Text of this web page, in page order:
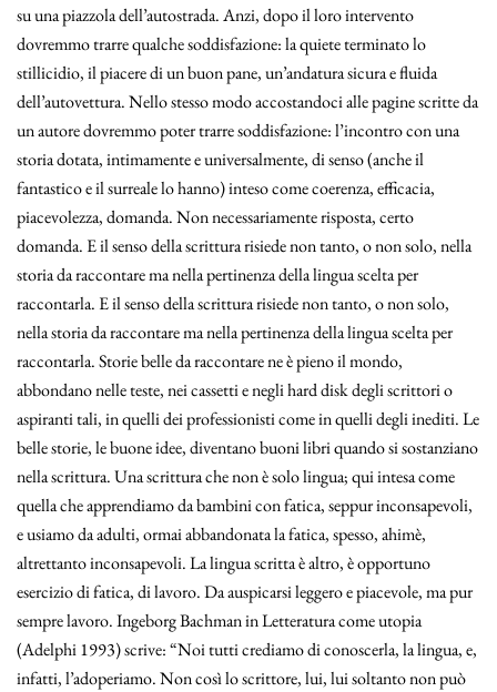
su una piazzola dell’autostrada. Anzi, dopo il loro intervento
dovremmo trarre qualche soddisfazione: la quiete terminato lo
stillicidio, il piacere di un buon pane, un’andatura sicura e fluida
dell’autovettura. Nello stesso modo accostandoci alle pagine scritte da
un autore dovremmo poter trarre soddisfazione: l’incontro con una
storia dotata, intimamente e universalmente, di senso (anche il
fantastico e il surreale lo hanno) inteso come coerenza, efficacia,
piacevolezza, domanda. Non necessariamente risposta, certo
domanda. E il senso della scrittura risiede non tanto, o non solo, nella
storia da raccontare ma nella pertinenza della lingua scelta per
raccontarla. E il senso della scrittura risiede non tanto, o non solo,
nella storia da raccontare ma nella pertinenza della lingua scelta per
raccontarla. Storie belle da raccontare ne è pieno il mondo,
abbondano nelle teste, nei cassetti e negli hard disk degli scrittori o
aspiranti tali, in quelli dei professionisti come in quelli degli inediti. Le
belle storie, le buone idee, diventano buoni libri quando si sostanziano
nella scrittura. Una scrittura che non è solo lingua; qui intesa come
quella che apprendiamo da bambini con fatica, seppur inconsapevoli,
e usiamo da adulti, ormai abbandonata la fatica, spesso, ahimè,
altrettanto inconsapevoli. La lingua scritta è altro, è opportuno
esercizio di fatica, di lavoro. Da auspicarsi leggero e piacevole, ma pur
sempre lavoro. Ingeborg Bachman in Letteratura come utopia
(Adelphi 1993) scrive: “Noi tutti crediamo di conoscerla, la lingua, e,
infatti, l’adoperiamo. Non così lo scrittore, lui, lui soltanto non può